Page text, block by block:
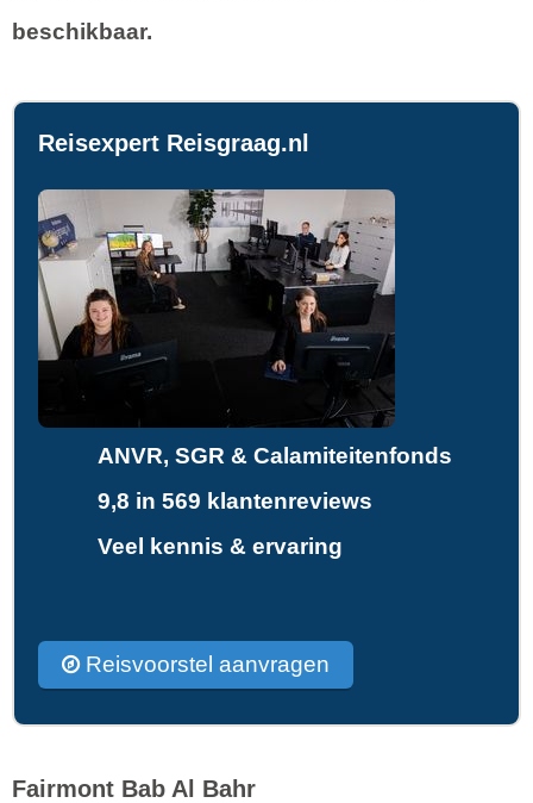
beschikbaar.
Reisexpert Reisgraag.nl
ANVR, SGR & Calamiteitenfonds
9,8 in 569 klantenreviews
Veel kennis & ervaring
Reisvoorstel aanvragen
Fairmont Bab Al Bahr